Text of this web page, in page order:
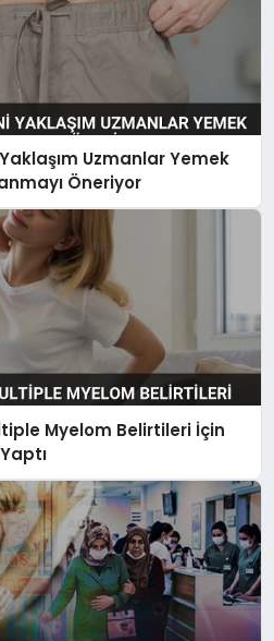
Uzmanlar Yemek
Öneriyor
Myelom Belirtileri İçin